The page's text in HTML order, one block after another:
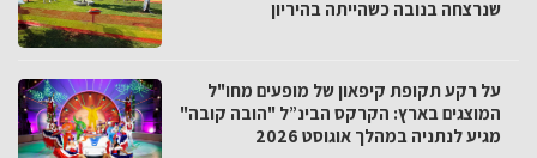
שנרצחה בנובה כשהייתה בהיריון
על רקע תקופת קיפאון של מופעים מחו"ל
המוצגים בארץ: הקרקס הבינ”ל "הובה קובה"
מגיע לנתניה במהלך אוגוסט 2026